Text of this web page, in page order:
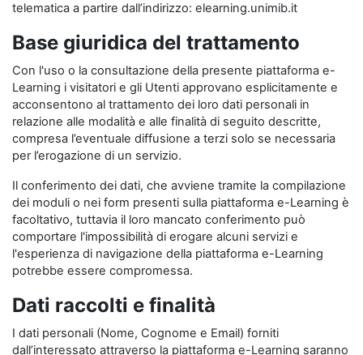
telematica a partire dall’indirizzo: elearning.unimib.it
Base giuridica del trattamento
Con l'uso o la consultazione della presente piattaforma e-
Learning i visitatori e gli Utenti approvano esplicitamente e
acconsentono al trattamento dei loro dati personali in
relazione alle modalità e alle finalità di seguito descritte,
compresa l’eventuale diffusione a terzi solo se necessaria
per l’erogazione di un servizio.
Il conferimento dei dati, che avviene tramite la compilazione
dei moduli o nei form presenti sulla piattaforma e-Learning è
facoltativo, tuttavia il loro mancato conferimento può
comportare l'impossibilità di erogare alcuni servizi e
l'esperienza di navigazione della piattaforma e-Learning
potrebbe essere compromessa.
Dati raccolti e finalità
I dati personali (Nome, Cognome e Email) forniti
dall’interessato attraverso la piattaforma e-Learning saranno